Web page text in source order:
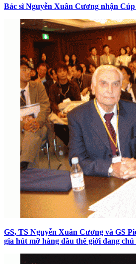
Bác sĩ Nguyễn Xuân Cương nhận
GS, TS Nguyễn Xuân Cương và GS
gia hút mỡ hàng đầu thế giới đang chủ